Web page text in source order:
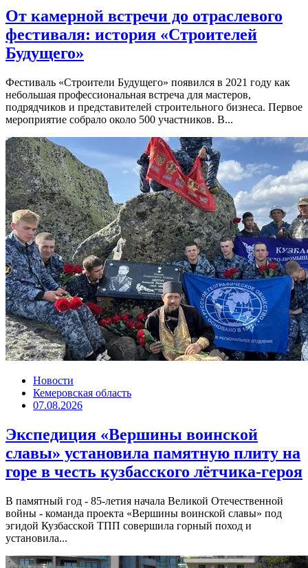
От камерной встречи до отраслевого
фестиваля: история «Строителей
Будущего»
Фестиваль «Строители Будущего» появился в 2021 году как
небольшая профессиональная встреча для мастеров,
подрядчиков и представителей строительного бизнеса. Первое
мероприятие собрало около 500 участников. В...
Новости
Кемеровская область
07.08.2026
Экспедиция «Вершины воинской
славы» установила памятную плиту на
горе в честь кузбасского лётчика-героя
В памятный год - 85-летия начала Великой Отечественной
войны - команда проекта «Вершины воинской славы» под
эгидой Кузбасской ТПП совершила горный поход и
установила...